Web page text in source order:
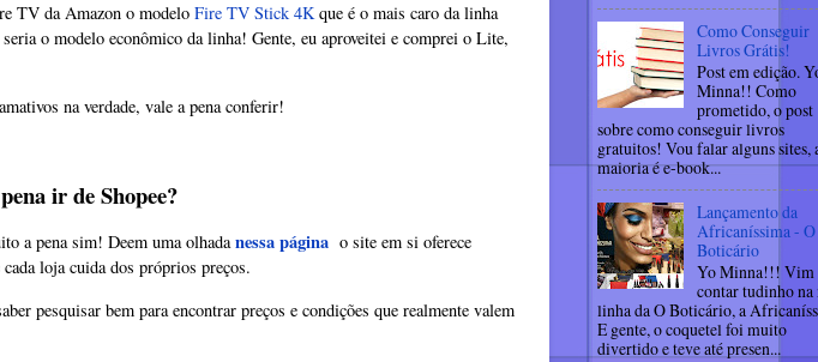
TV da Amazon o modelo Fire TV Stick 4Kque é o mais caro da linha
seria o modelo econômico da linha! Gente, eu aproveitei e comprei o Lite,
na verdade, vale a pena conferir!
ir de Shopee?
a pena sim! Deem uma olhadanessa página o site em si oferece
loja cuida dos próprios preços.
pesquisar bem para encontrar preços e condições que realmente valem
Como Conseguir
Livros Grátis!
Post em edição.
Minna!! Como
prometido, o post
sobre como conseguir livros
gratuitos! Vou falar alguns sites,
maioria é e-book...
Lançamento da
Africaníssima - O
Boticário
Yo Minna!!! Vim
contar tudinho na
linha da O Boticário, a
E gente, o coquetel foi muito
divertido e teve até presen...